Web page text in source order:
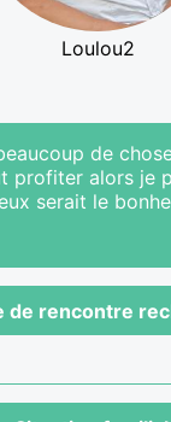
Loulou2
de
profiter alors je
serait le
de rencontre